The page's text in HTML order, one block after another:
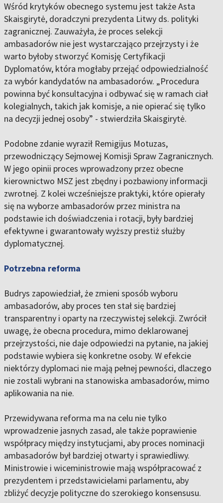
Wśród krytyków obecnego systemu jest także Asta
Skaisgirytė, doradczyni prezydenta Litwy ds. polityki
zagranicznej. Zauważyła, że proces selekcji
ambasadorów nie jest wystarczająco przejrzysty i że
warto byłoby stworzyć Komisję Certyfikacji
Dyplomatów, która mogłaby przejąć odpowiedzialność
za wybór kandydatów na ambasadorów. „Procedura
powinna być konsultacyjna i odbywać się w ramach ciał
kolegialnych, takich jak komisje, a nie opierać się tylko
na decyzji jednej osoby” - stwierdziła Skaisgirytė.
Podobne zdanie wyraził Remigijus Motuzas,
przewodniczący Sejmowej Komisji Spraw Zagranicznych.
W jego opinii proces wprowadzony przez obecne
kierownictwo MSZ jest zbędny i pozbawiony informacji
zwrotnej. Z kolei wcześniejsze praktyki, które opierały
się na wyborze ambasadorów przez ministra na
podstawie ich doświadczenia i rotacji, były bardziej
efektywne i gwarantowały wyższy prestiż służby
dyplomatycznej.
Potrzebna reforma
Budrys zapowiedział, że zmieni sposób wyboru
ambasadorów, aby proces ten stał się bardziej
transparentny i oparty na rzeczywistej selekcji. Zwrócił
uwagę, że obecna procedura, mimo deklarowanej
przejrzystości, nie daje odpowiedzi na pytanie, na jakiej
podstawie wybiera się konkretne osoby. W efekcie
niektórzy dyplomaci nie mają pełnej pewności, dlaczego
nie zostali wybrani na stanowiska ambasadorów, mimo
aplikowania na nie.
Przewidywana reforma ma na celu nie tylko
wprowadzenie jasnych zasad, ale także poprawienie
współpracy między instytucjami, aby proces nominacji
ambasadorów był bardziej otwarty i sprawiedliwy.
Ministrowie i wiceministrowie mają współpracować z
prezydentem i przedstawicielami parlamentu, aby
zbliżyć decyzje polityczne do szerokiego konsensusu.